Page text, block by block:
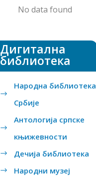
No data found
Дигитална
библиотека
$
Народна библиотека
Србије
$
Антологија српске
књижевности
$ Дечија библиотека
$ Народни музеј